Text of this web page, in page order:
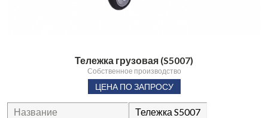
Тележка грузовая (S5007)
Собственное производство
ЦЕНА ПО ЗАПРОСУ
Название
Тележка S5007